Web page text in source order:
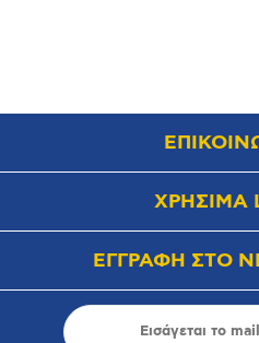
ΧΡΗΣΙΜΑ
ΕΓΓΡΑΦΗ ΣΤΟ